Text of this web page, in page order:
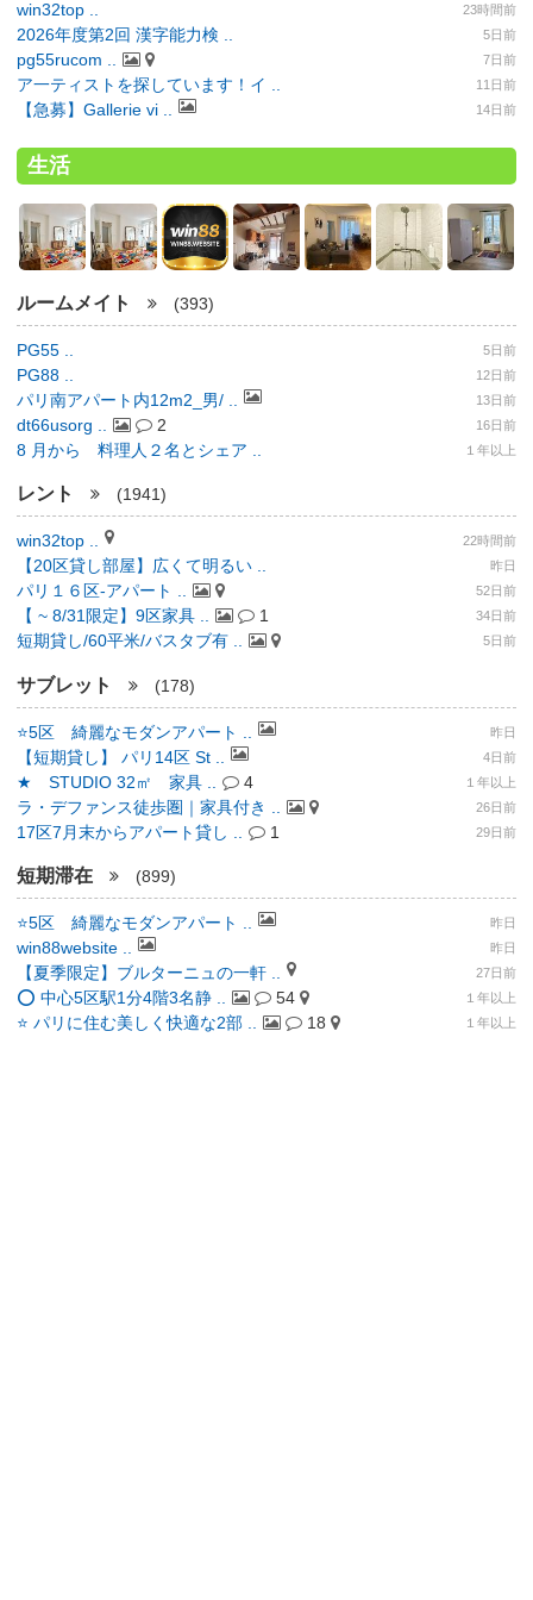
win32top .. 23時間前
2026年度第2回 漢字能力検 .. 5日前
pg55rucom .. 7日前
ア一ティストを探しています！イ .. 11日前
【急募】Gallerie vi .. 14日前
生活
ルームメイト (393)
PG55 .. 5日前
PG88 .. 12日前
パリ南アパート内12m2_男/ .. 13日前
dt66usorg .. 2 16日前
8 月から 料理人２名とシェア .. １年以上
レント (1941)
win32top .. 22時間前
【20区貸し部屋】広くて明るい .. 昨日
パリ１６区-アパート .. 52日前
【 ~ 8/31限定】9区家具 .. 1 34日前
短期貸し/60平米/バスタブ有 .. 5日前
サブレット (178)
⭐️5区 綺麗なモダンアパート .. 昨日
【短期貸し】 パリ14区 St .. 4日前
★ STUDIO 32㎡ 家具 .. 4 １年以上
ラ・デファンス徒歩圏｜家具付き .. 26日前
17区7月末からアパート貸し .. 1 29日前
短期滞在 (899)
⭐️5区 綺麗なモダンアパート .. 昨日
win88website .. 昨日
【夏季限定】ブルターニュの一軒 .. 27日前
⭕️ 中心5区駅1分4階3名静 .. 54 １年以上
⭐ パリに住む美しく快適な2部 .. 18 １年以上